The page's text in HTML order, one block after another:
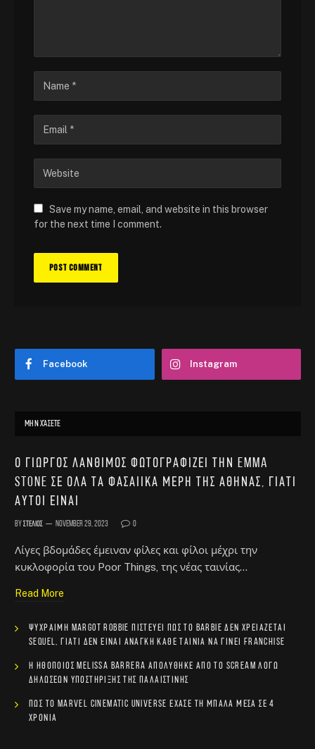
Save my name, email, and website in this browser
for the next time I comment.
Facebook Instagram
ΜΗΝ ΧΆΣΕΤΕ
Ο Γιώργος Λάνθιμος φωτογραφίζει την Emma
Stone σε όλα τα φασαίικα μέρη της Αθήνας, γιατί
αυτοί είναι
ByΣτέλιος November 29, 2023 0
Λίγες βδομάδες έμειναν φίλες και φίλοι μέχρι την
κυκλοφορία του Poor Things, της νέας ταινίας…
Read More
Ψύχραιμη Margot Robbie πιστεύει πως το Barbie δεν χρειάζεται
sequel, γιατί δεν είναι ανάγκη κάθε ταινία να γίνει franchise
Η ηθοποιός Melissa Barrera απολύθηκε από το Scream λόγω
δηλώσεων υποστήριξης της Παλαιστίνης
Πώς το Marvel Cinematic Universe έχασε τη μπάλα μέσα σε 4
χρόνια